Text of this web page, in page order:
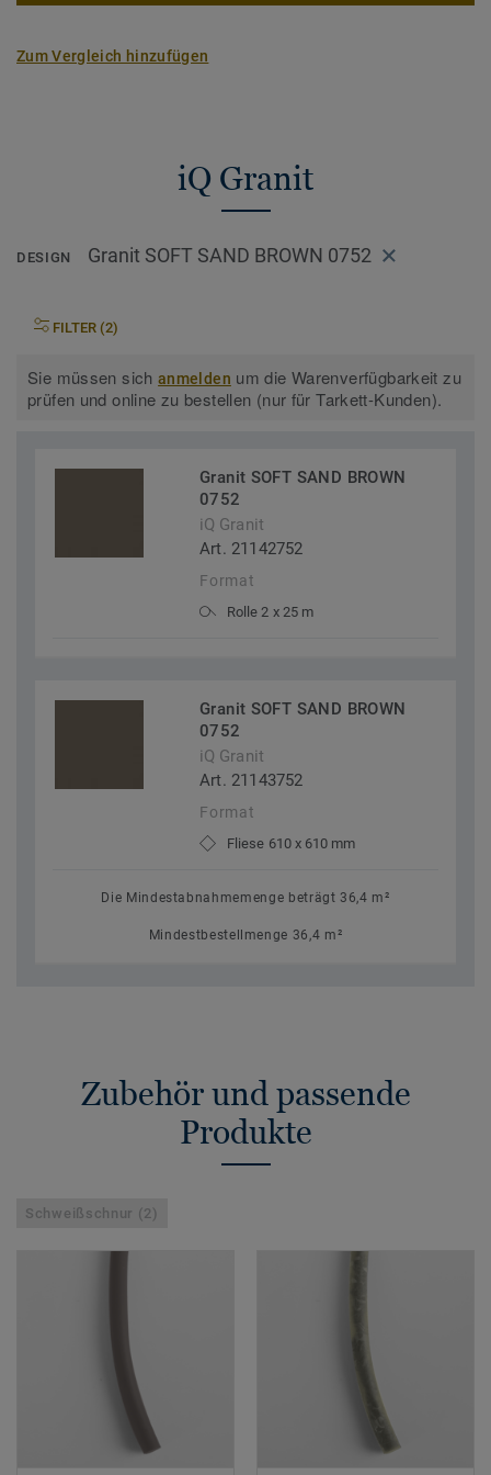
Entwicklung, die uns einen Schritt näher Richtung CO2-
nachhaltigen und kreislauffähigen
Bodenbelagskollektionen. Recyclingfähig auch nach dem
Mehr über unsere homogenen Bodenbeläge erfahren:
Zum Vergleich hinzufügen
iQ Granit
DESIGN Granit SOFT SAND BROWN 0752
FILTER (2)
Sie müssen sichanmelden um die Warenverfügbarkeit zu
prüfen und online zu bestellen (nur für Tarkett-Kunden).
Granit SOFT SAND BROWN
0752
iQ Granit
Art. 21142752
Format
Rolle 2 x 25 m
Granit SOFT SAND BROWN
0752
iQ Granit
Art. 21143752
Format
Fliese 610 x 610 mm
Die Mindestabnahmemenge beträgt 36,4 m²
Mindestbestellmenge 36,4 m²
Zubehör und passende
Produkte
Schweißschnur (2)